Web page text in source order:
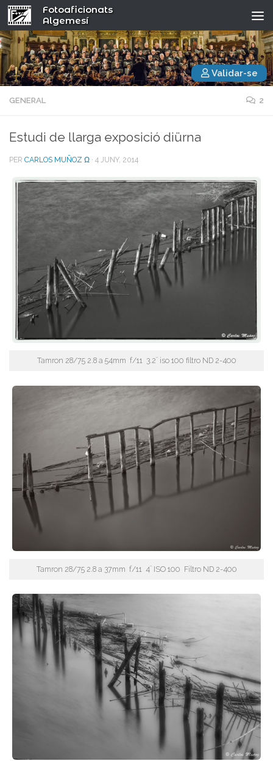
Fotoaficionats
Algemesí
Validar-se
GENERAL 2
Estudi de llarga exposició diürna
PER CARLOS MUÑOZ Ω · 4 JUNY, 2014
Tamron 28/75 2.8 a 54mm f/11 3.2¨ iso 100 filtro ND 2-400
Tamron 28/75 2.8 a 37mm f/11 4¨ ISO 100 Filtro ND 2-400